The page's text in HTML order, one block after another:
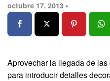
octubre 17, 2013 •
Aprovechar la llegada de
para introducir detalles